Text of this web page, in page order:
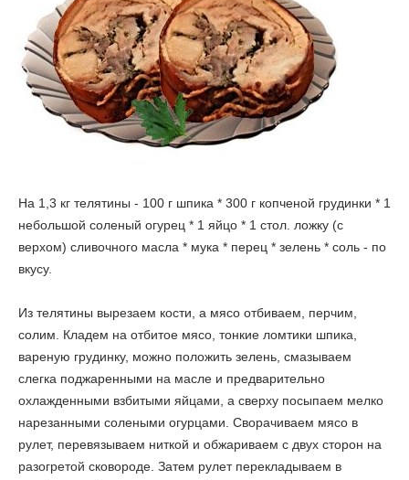
На 1,3 кг телятины - 100 г шпика * 300 г копченой грудинки * 1
небольшой соленый огурец * 1 яйцо * 1 стол. ложку (с
верхом) сливочного масла * мука * перец * зелень * соль - по
вкусу.
Из телятины вырезаем кости, а мясо отбиваем, перчим,
солим. Кладем на отбитое мясо, тонкие ломтики шпика,
вареную грудинку, можно положить зелень, смазываем
слегка поджаренными на масле и предварительно
охлажденными взбитыми яйцами, а сверху посыпаем мелко
нарезанными солеными огурцами. Сворачиваем мясо в
рулет, перевязываем ниткой и обжариваем с двух сторон на
разогретой сковороде. Затем рулет перекладываем в